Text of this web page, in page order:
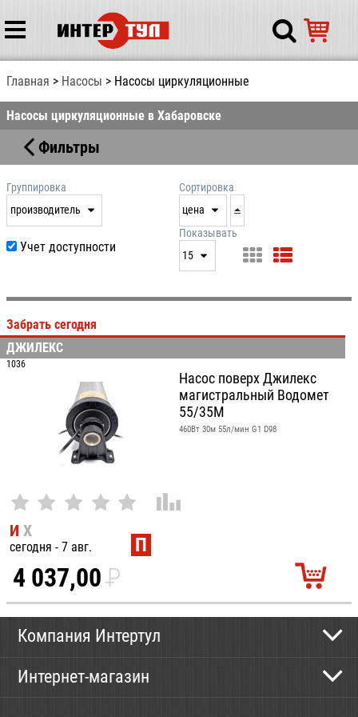
Главная Насосы Насосы циркуляционные
Насосы циркуляционные в Хабаровске
Фильтры
Группировка
производитель
производитель
Сортировка
цена
дата
цена
артикул
Учет доступности
Показывать
15
25
Забрать сегодня
ДЖИЛЕКС
1036
Насос поверх Джилекс
магистральный Водомет
55/35М
460Вт 30м 55л/мин G1 D98
И Х
сегодня - 7 авг. П
4 037,00P
УБ.
Компания Интертул
Новости
Интернет-магазин